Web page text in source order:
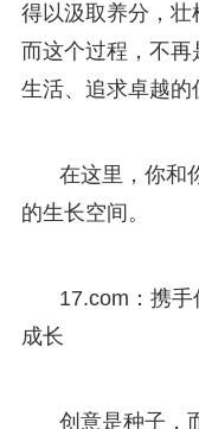
得以汲取养分，壮
而这个过程，不
生活、追求卓越的
在这里，你和
的生长空间。
17.com：携
成长
创意是种子，